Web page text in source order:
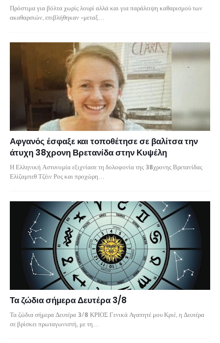
Πρόστιμα για βόλτα χωρίς λουρί αλλά και για παράλειψη καθαρισμού των
ακαθαρσιών, επιβλήθηκαν -μεταξ…
Αφγανός έσφαξε και τοποθέτησε σε βαλίτσα την
άτυχη 38χρονη Βρετανίδα στην Κυψέλη
Η Ελληνική Αστυνομία εξιχνίασε τη δολοφονία της 38χρονης Βρετανίδας
Ελίζαμπεθ Τζέιν Ρος και προχώρη…
Τα ζώδια σήμερα Δευτέρα 3/8
Τα ζώδια σήμερα Δευτέρα 3/8 ΚΡΙΟΣ Γενικά Αγαπητέ μου Κριέ, η Δευτέρα
σε βρίσκει πρωταγωνιστή, με τη…